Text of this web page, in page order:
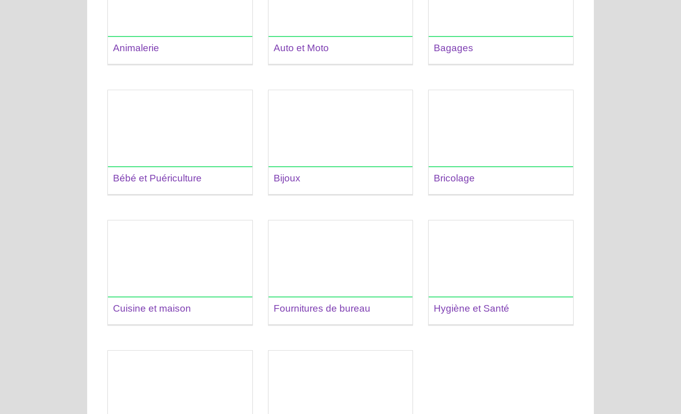
Animalerie Auto et Moto Bagages
Bébé et Puériculture Bijoux Bricolage
Cuisine et maison Fournitures de bureau Hygiène et Santé